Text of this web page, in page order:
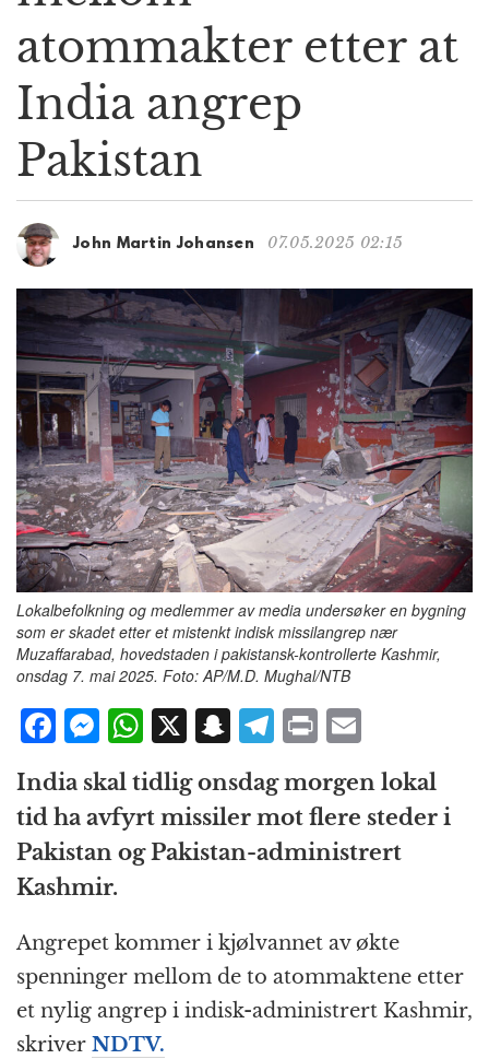
a
t
o
n
atommakter etter at
India angrep
Pakistan
John Martin Johansen 07.05.2025 02:15
Lokalbefolkning og medlemmer av media undersøker en bygning
som er skadet etter et mistenkt indisk missilangrep nær
Muzaffarabad, hovedstaden i pakistansk-kontrollerte Kashmir,
onsdag 7. mai 2025. Foto: AP/M.D. Mughal/NTB
F
a
c
e
b
o
o
k
M
e
ss
e
n
g
e
r
W
h
at
s
A
p
X S
n
a
p
c
at
T
e
g
r
m
P
n
t
m
ai
l
India skal tidlig onsdag morgen lokal
tid ha avfyrt missiler mot flere steder i
Pakistan og Pakistan-administrert
Kashmir.
Angrepet kommer i kjølvannet av økte
spenninger mellom de to atommaktene etter
et nylig angrep i indisk-administrert Kashmir,
skriver NDTV.